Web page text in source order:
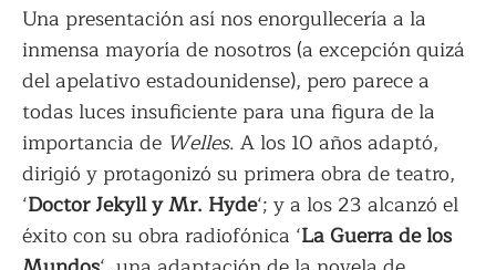
Una presentación así nos enorgullecería a la
inmensa mayoría de nosotros (a excepción quizá
del apelativo estadounidense), pero parece a
todas luces insuficiente para una figura de la
importancia de Welles. A los 10 años adaptó,
dirigió y protagonizó su primera obra de teatro,
‘Doctor Jekyll y Mr. Hyde‘; y a los 23 alcanzó el
éxito con su obra radiofónica ‘La Guerra de los